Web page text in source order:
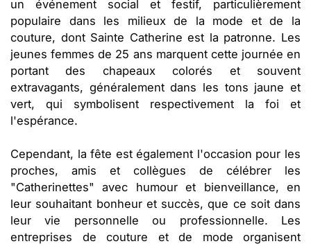
un événement social et festif, particulièrement
populaire dans les milieux de la mode et de la
couture, dont Sainte Catherine est la patronne. Les
jeunes femmes de 25 ans marquent cette journée en
portant des chapeaux colorés et souvent
extravagants, généralement dans les tons jaune et
vert, qui symbolisent respectivement la foi et
l'espérance.
Cependant, la fête est également l'occasion pour les
proches, amis et collègues de célébrer les
"Catherinettes" avec humour et bienveillance, en
leur souhaitant bonheur et succès, que ce soit dans
leur vie personnelle ou professionnelle. Les
entreprises de couture et de mode organisent